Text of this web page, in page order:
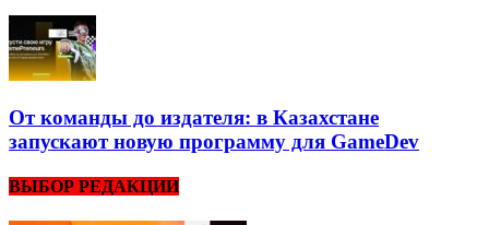
От команды до издателя: в Казахстане
запускают новую программу для GameDev
ВЫБОР РЕДАКЦИИ